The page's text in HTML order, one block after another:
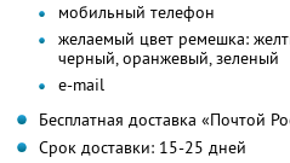
мобильный телефон
желаемый цвет ремешка:
черный, оранжевый, зеленый
e-mail
Бесплатная доставка «Почтой
Срок доставки: 15-25 дней